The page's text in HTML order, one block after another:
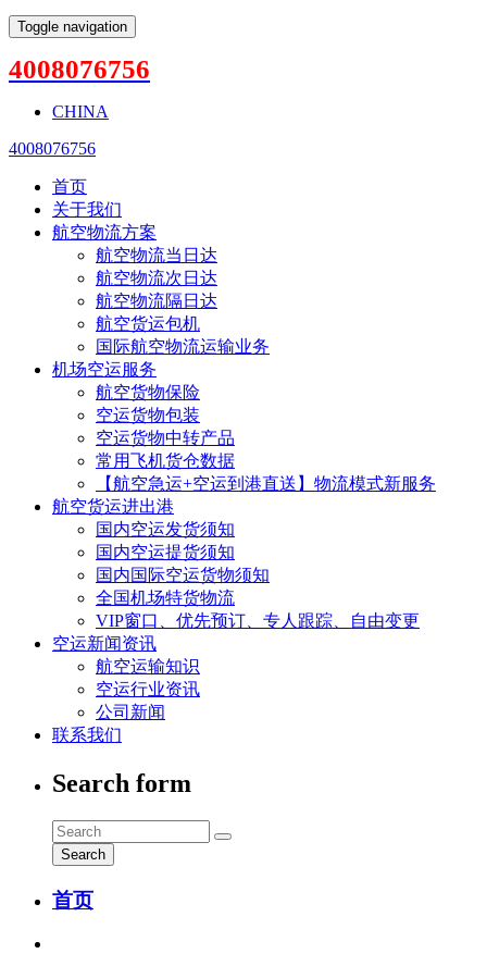
Toggle navigation
4008076756
CHINA
4008076756
首页
关于我们
航空物流方案
航空物流当日达
航空物流次日达
航空物流隔日达
航空货运包机
国际航空物流运输业务
机场空运服务
航空货物保险
空运货物包装
空运货物中转产品
常用飞机货仓数据
【航空急运+空运到港直送】物流模式新服务
航空货运进出港
国内空运发货须知
国内空运提货须知
国内国际空运货物须知
全国机场特货物流
VIP窗口、优先预订、专人跟踪、自由变更
空运新闻资讯
航空运输知识
空运行业资讯
公司新闻
联系我们
Search form
Search
首页